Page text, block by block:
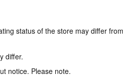
status of the store may differ
differ.
notice. Please note.